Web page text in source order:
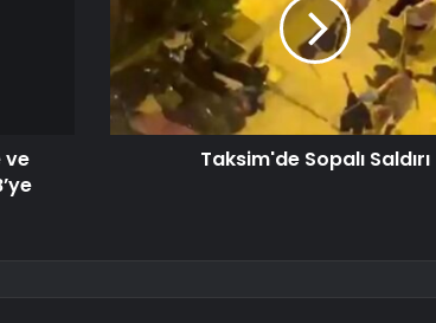
ve
Taksim'de Sopalı Saldırı